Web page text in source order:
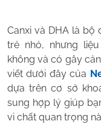
Tác Giả: Nguyễn Thị
Thị Hậu
Canxi và DHA là
trẻ nhỏ, nhưng
không và có gây
viết dưới đây của
dựa trên cơ sở
sung hợp lý giúp
vi chất quan trọng